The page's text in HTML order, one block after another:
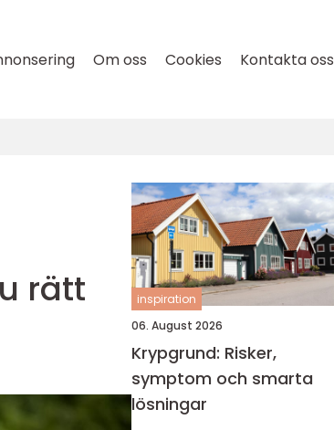
Om oss Cookies Kontakta oss
rätt
inspiration
06. August 2026
Krypgrund: Risker,
symptom och smarta
lösningar